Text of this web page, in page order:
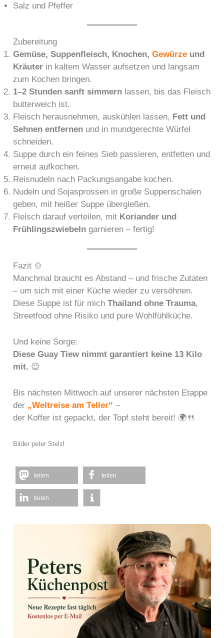
Salz und Pfeffer
Zubereitung
Gemüse, Suppenfleisch, Knochen, Gewürze und
Kräuter in kaltem Wasser aufsetzen und langsam
zum Kochen bringen.
1–2 Stunden sanft simmern lassen, bis das Fleisch
butterweich ist.
Fleisch herausnehmen, auskühlen lassen, Fett und
Sehnen entfernen und in mundgerechte Würfel
schneiden.
Suppe durch ein feines Sieb passieren, entfetten und
erneut aufkochen.
Reisnudeln nach Packungsangabe kochen.
Nudeln und Sojasprossen in große Suppenschalen
geben, mit heißer Suppe übergießen.
Fleisch darauf verteilen, mit Koriander und
Frühlingszwiebeln garnieren – fertig!
Fazit 🍲
Manchmal braucht es Abstand – und frische Zutaten
– um sich mit einer Küche wieder zu versöhnen.
Diese Suppe ist für michThailand ohne Trauma,
Streetfood ohne Risiko und pure Wohlfühlküche.
Und keine Sorge:
Diese Guay Tiew nimmt garantiert keine 13 Kilo
mit. 😉
Bis nächsten Mittwoch auf unserer nächsten Etappe
der „Weltreise am Teller“ –
der Koffer ist gepackt, der Topf steht bereit! 🌍🍴
Bilder peter Stelzl
teilen teilen
teilen